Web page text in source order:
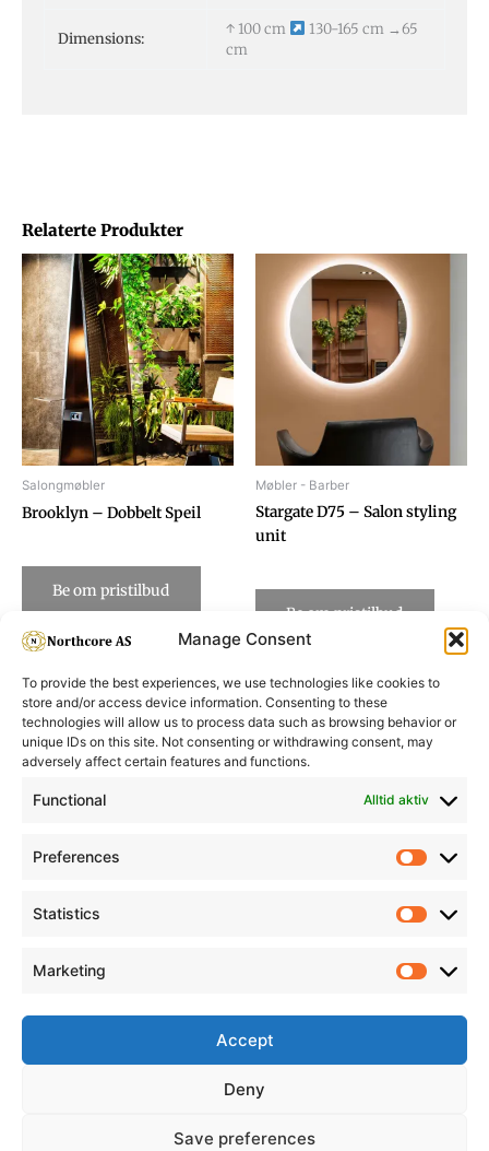
Manage Consent
To provide the best experiences, we use technologies like cookies to
store and/or access device information. Consenting to these
technologies will allow us to process data such as browsing behavior or
unique IDs on this site. Not consenting or withdrawing consent, may
adversely affect certain features and functions.
Functional Alltid aktiv
Preferences
Statistics
Marketing
Accept
Deny
Save preferences
Relaterte Produkter
Salongmøbler
Brooklyn – Dobbelt Speil
Be om pristilbud
Møbler - Barber
Stargate D75 – Salon styling
unit
Be om pristilbud
Dimensions:
↑ 100 cm
130-165 cm →65
cm
Informasjon